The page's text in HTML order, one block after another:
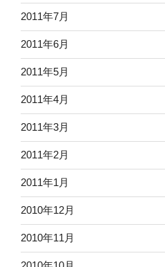
2011年7月
2011年6月
2011年5月
2011年4月
2011年3月
2011年2月
2011年1月
2010年12月
2010年11月